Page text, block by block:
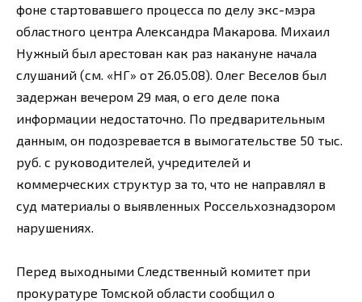
фоне стартовавшего процесса по делу экс-мэра
областного центра Александра Макарова. Михаил
Нужный был арестован как раз накануне начала
слушаний (см. «НГ» от 26.05.08). Олег Веселов был
задержан вечером 29 мая, о его деле пока
информации недостаточно. По предварительным
данным, он подозревается в вымогательстве 50 тыс.
руб. с руководителей, учредителей и
коммерческих структур за то, что не направлял в
суд материалы о выявленных Россельхознадзором
нарушениях.
Перед выходными Следственный комитет при
прокуратуре Томской области сообщил о